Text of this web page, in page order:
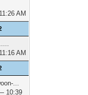
AM
AM
...
10:39